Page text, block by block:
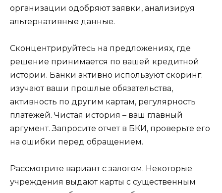
организации одобряют заявки, анализируя
альтернативные данные.
Сконцентрируйтесь на предложениях, где
решение принимается по вашей кредитной
истории. Банки активно используют скоринг:
изучают ваши прошлые обязательства,
активность по другим картам, регулярность
платежей. Чистая история – ваш главный
аргумент. Запросите отчет в БКИ, проверьте его
на ошибки перед обращением.
Рассмотрите вариант с залогом. Некоторые
учреждения выдают карты с существенным